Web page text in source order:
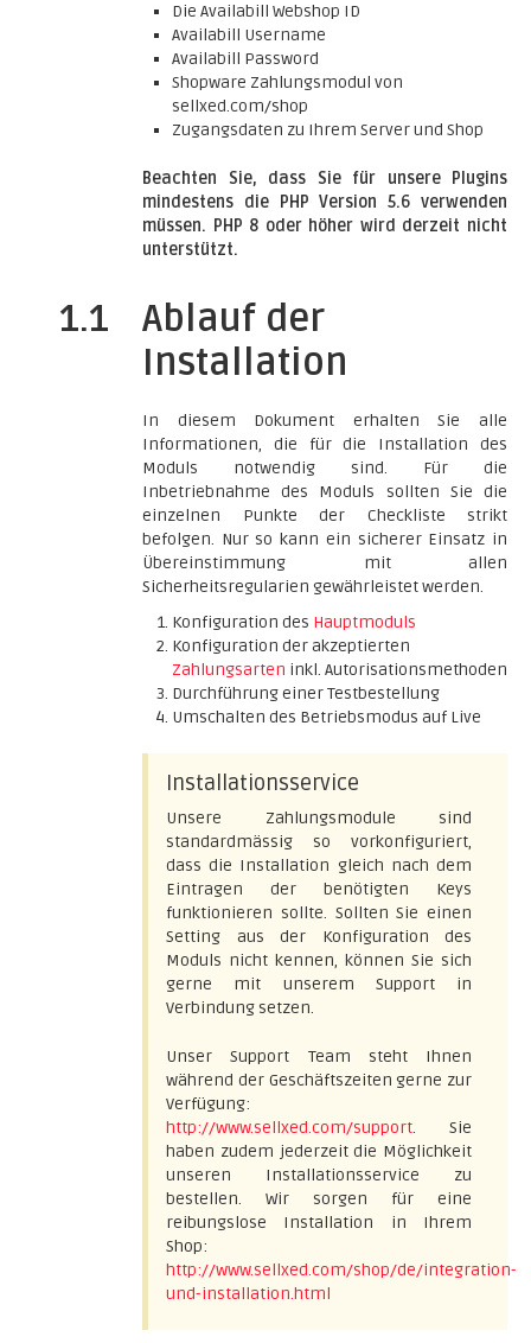
Die Availabill Webshop ID
Availabill Username
Availabill Password
Shopware Zahlungsmodul von
sellxed.com/shop
Zugangsdaten zu Ihrem Server und Shop
Beachten Sie, dass Sie für unsere Plugins
mindestens die PHP Version 5.6 verwenden
müssen. PHP 8 oder höher wird derzeit nicht
unterstützt.
1.1
Ablauf der
Installation
In diesem Dokument erhalten Sie alle
Informationen, die für die Installation des
Moduls notwendig sind. Für die
Inbetriebnahme des Moduls sollten Sie die
einzelnen Punkte der Checkliste strikt
befolgen. Nur so kann ein sicherer Einsatz in
Übereinstimmung mit allen
Sicherheitsregularien gewährleistet werden.
Konfiguration des Hauptmoduls
Konfiguration der akzeptierten
Zahlungsarten inkl. Autorisationsmethoden
Durchführung einer Testbestellung
Umschalten des Betriebsmodus auf Live
Installationsservice
Unsere Zahlungsmodule sind
standardmässig so vorkonfiguriert,
dass die Installation gleich nach dem
Eintragen der benötigten Keys
funktionieren sollte. Sollten Sie einen
Setting aus der Konfiguration des
Moduls nicht kennen, können Sie sich
gerne mit unserem Support in
Verbindung setzen.
Unser Support Team steht Ihnen
während der Geschäftszeiten gerne zur
Verfügung:
http://www.sellxed.com/support. Sie
haben zudem jederzeit die Möglichkeit
unseren Installationsservice zu
bestellen. Wir sorgen für eine
reibungslose Installation in Ihrem
Shop:
http://www.sellxed.com/shop/de/integration-
und-installation.html